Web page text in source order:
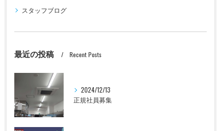
スタッフブログ
最近の投稿 Recent Posts
2024/12/13
正規社員募集